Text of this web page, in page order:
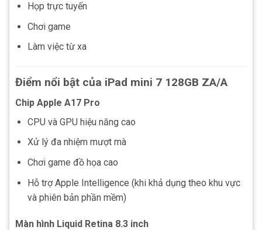
Họp trực tuyến
Chơi game
Làm việc từ xa
Điểm nổi bật của iPad mini 7 128GB ZA/A
Chip Apple A17 Pro
CPU và GPU hiệu năng cao
Xử lý đa nhiệm mượt mà
Chơi game đồ họa cao
Hỗ trợ Apple Intelligence (khi khả dụng theo khu vực
và phiên bản phần mềm)
Màn hình Liquid Retina 8.3 inch